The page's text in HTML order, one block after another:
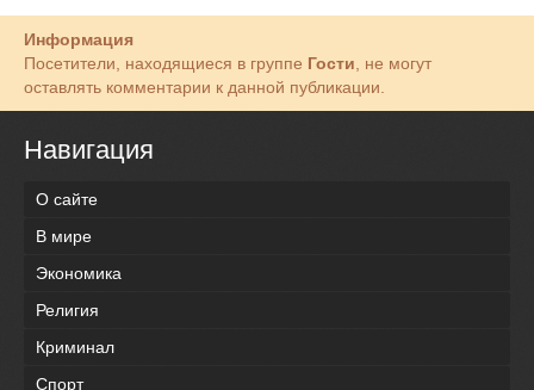
Информация
Посетители, находящиеся в группе Гости , не могут
оставлять комментарии к данной публикации.
Навигация
О сайте
В мире
Экономика
Религия
Криминал
Спорт